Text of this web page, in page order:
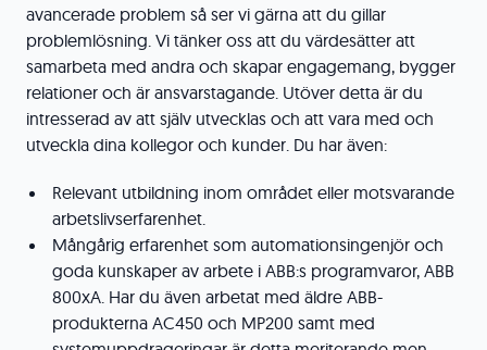
avancerade problem så ser vi gärna att du gillar
problemlösning. Vi tänker oss att du värdesätter att
samarbeta med andra och skapar engagemang, bygger
relationer och är ansvarstagande. Utöver detta är du
intresserad av att själv utvecklas och att vara med och
utveckla dina kollegor och kunder. Du har även:
Relevant utbildning inom området eller motsvarande
arbetslivserfarenhet.
Mångårig erfarenhet som automationsingenjör och
goda kunskaper av arbete i ABB:s programvaror, ABB
800xA. Har du även arbetat med äldre ABB-
produkterna AC450 och MP200 samt med